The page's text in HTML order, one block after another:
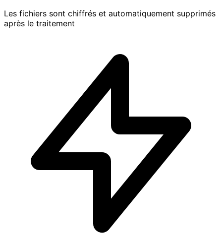
Les fichiers sont chiffrés et automatiquement supprimés
après le traitement